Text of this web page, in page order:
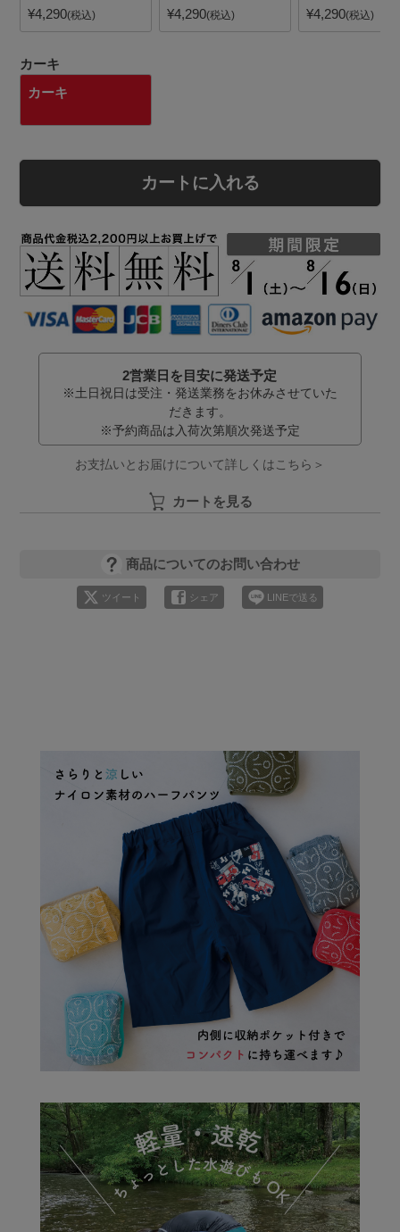
¥4,290 税込 ¥4,290 税込 ¥4,290 税込
カーキ
カーキ
カートに入れる
2営業日を目安に発送予定
※土日祝日は受注・発送業務をお休みさせていた
だきます。
※予約商品は入荷次第順次発送予定
お支払いとお届けについて詳しくはこちら＞
カートを見る
商品についてのお問い合わせ
ツイート シェア LINEで送る